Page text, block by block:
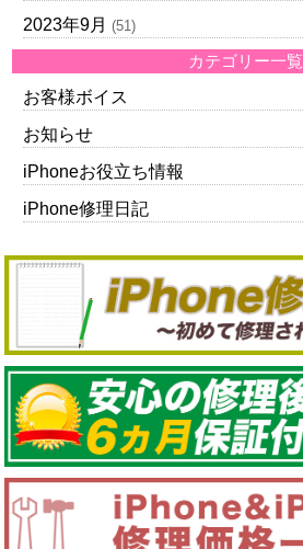
2023年9月 (51)
カテゴリー一覧
お客様ボイス
お知らせ
iPhoneお役立ち情報
iPhone修理日記